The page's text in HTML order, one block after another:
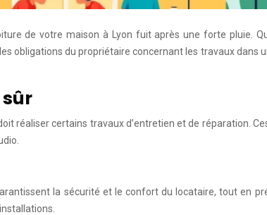
de votre maison à Lyon fuit après une forte pluie.
obligations du propriétaire concernant les travaux dans
réaliser certains travaux d’entretien et de réparation.
la sécurité et le confort du locataire, tout en